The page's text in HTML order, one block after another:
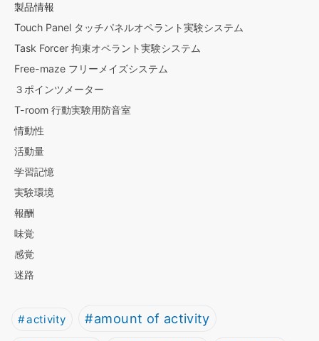
製品情報
Touch Panel タッチパネルオペラント実験システム
Task Forcer 拘束オペラント実験システム
Free-maze フリーメイズシステム
３ポインツメーター
T-room 行動実験用防音室
情動性
活動量
学習記憶
実験環境
報酬
味覚
感覚
迷路
activity amount of activity